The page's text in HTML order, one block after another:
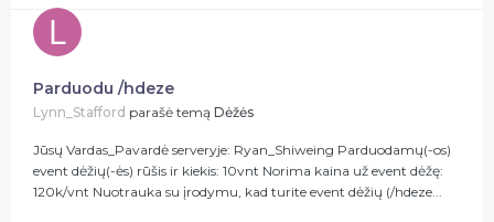
Parduodu /hdeze
Lynn_Stafford parašė temą Dėžės
Jūsų Vardas_Pavardė serveryje: Ryan_Shiweing Parduodamų(-os)
event dėžių(-ės) rūšis ir kiekis: 10vnt Norima kaina už event dėžę:
120k/vnt Nuotrauka su įrodymu, kad turite event dėžių (/hdeze...